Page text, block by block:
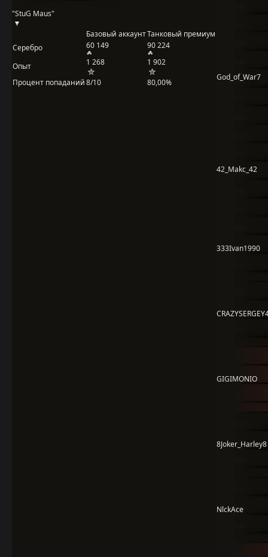
"StuG Maus"
Базовый аккаунтТанковый премиум
Серебро
60 149 90 224
Опыт 1 268
1 902
Процент попаданий8/10 80,00%
God_of_War7
42_Makc_42
333Ivan1990
GIGIMONIO
8Joker_Harley8
NlckAce